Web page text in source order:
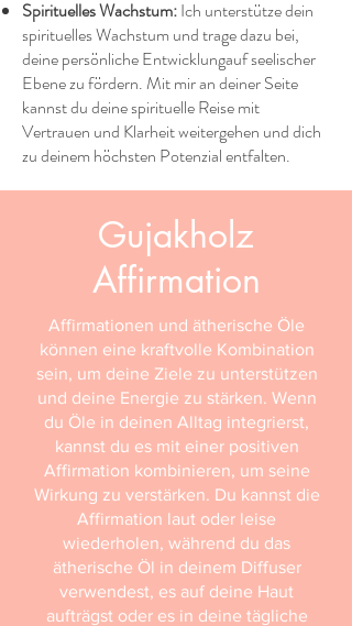
Spirituelles Wachstum:Ich unterstütze dein
spirituelles Wachstum und trage dazu bei,
deine persönliche Entwicklungauf seelischer
Ebene zu fördern. Mit mir an deiner Seite
kannst du deine spirituelle Reise mit
Vertrauen und Klarheit weitergehen und dich
zu deinem höchsten Potenzial entfalten.
Gujakholz
Affirmation
Affirmationen und ätherische Öle
können eine kraftvolle Kombination
sein, um deine Ziele zu unterstützen
und deine Energie zu stärken. Wenn
du Öle in deinen Alltag integrierst,
kannst du es mit einer positiven
Affirmation kombinieren, um seine
Wirkung zu verstärken. Du kannst die
Affirmation laut oder leise
wiederholen, während du das
ätherische Öl in deinem Diffuser
verwendest, es auf deine Haut
aufträgst oder es in deine tägliche